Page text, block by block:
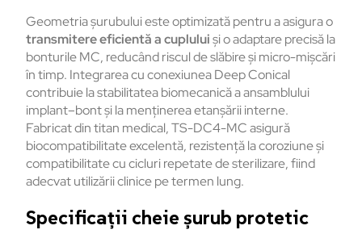
Geometriașurubuluiesteoptimizatăpentruaasigurao
transmitereeficientăacupluluișioadaptareprecisăla
bonturileMC, reducândrisculdeslăbireșimicro-mișcări
întimp. IntegrareacuconexiuneaDeep Conical
contribuielastabilitateabiomecanicăaansamblului
implant–bontșilamenținereaetanșăriiinterne.
Fabricatdin titan medical, TS-DC4-MCasigură
biocompatibilitateexcelentă, rezistențălacoroziuneși
compatibilitatecuciclurirepetatedesterilizare,fiind
adecvatutilizăriiclinicepetermen lung.
Specificații cheie șurub protetic